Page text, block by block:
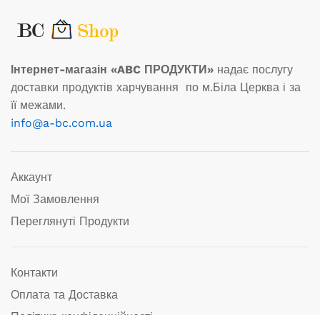
Інтернет-магазін «ABC ПРОДУКТИ» надає послугу
доставки продуктів харчування по м.Біла Церква і за
її межами.
info@a-bc.com.ua
Аккаунт
Мої Замовлення
Переглянуті Продукти
Контакти
Оплата та Доставка